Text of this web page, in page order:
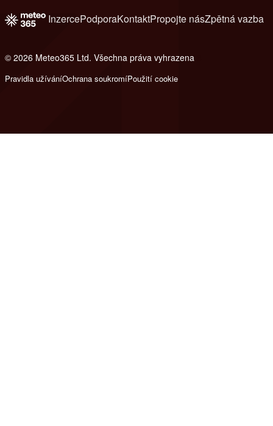
InzercePodporaKontaktPropojte násZpětná vazba
© 2026 Meteo365 Ltd. Všechna práva vyhrazena
Pravidla užíváníOchrana soukromíPoužití cookie